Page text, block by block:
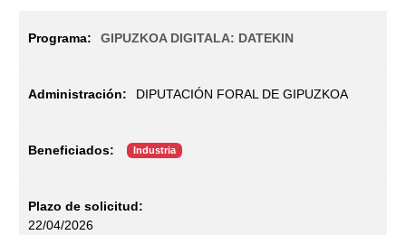
GIPUZKOA DIGITALA: DATEKIN
DIPUTACIÓN FORAL DE GIPUZKOA
Industria
22/04/2026